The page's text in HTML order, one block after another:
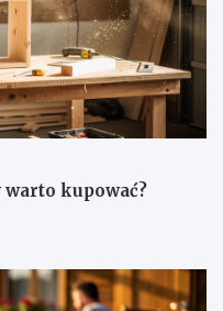
kupować?